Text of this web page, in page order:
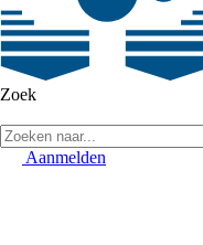
Zoek
Aanmelden